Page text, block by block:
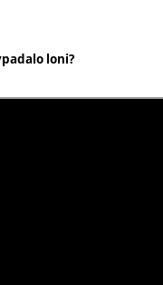
loni?